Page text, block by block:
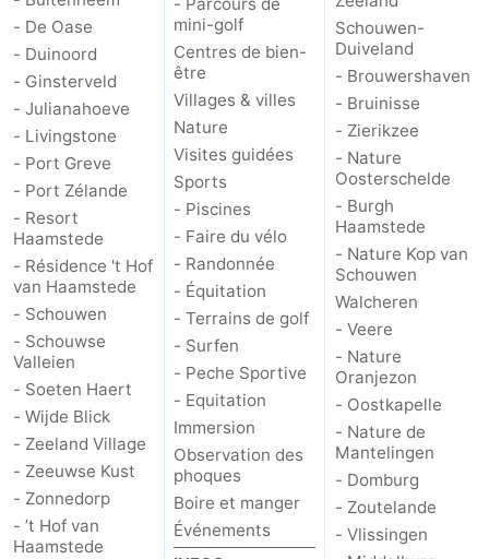
- De Oase
- Duinoord
- Ginsterveld
- Julianahoeve
- Livingstone
- Port Greve
- Port Zélande
- Resort
Haamstede
- Résidence 't Hof
van Haamstede
- Schouwen
- Schouwse
Valleien
- Soeten Haert
- Wijde Blick
- Zeeland Village
- Zeeuwse Kust
- Zonnedorp
- ’t Hof van
Haamstede
mini-golf
Centres de bien-
être
Villages & villes
Nature
Visites guidées
Sports
- Piscines
- Faire du vélo
- Randonnée
- Équitation
- Terrains de golf
- Surfen
- Peche Sportive
- Equitation
Immersion
Observation des
phoques
Boire et manger
Événements
Schouwen-
Duiveland
- Brouwershaven
- Bruinisse
- Zierikzee
- Nature
Oosterschelde
- Burgh
Haamstede
- Nature Kop van
Schouwen
Walcheren
- Veere
- Nature
Oranjezon
- Oostkapelle
- Nature de
Mantelingen
- Domburg
- Zoutelande
- Vlissingen